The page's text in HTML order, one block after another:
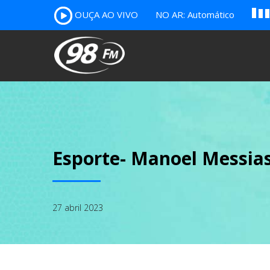
OUÇA AO VIVO NO AR: Automático B c
Esporte- Manoel
27 abril 2023